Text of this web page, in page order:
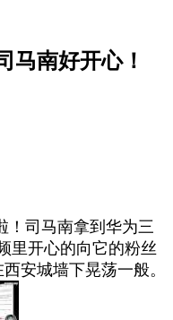
马南好开心！
！司马南拿到华为三
里开心的向它的粉丝
安城墙下晃荡一般。